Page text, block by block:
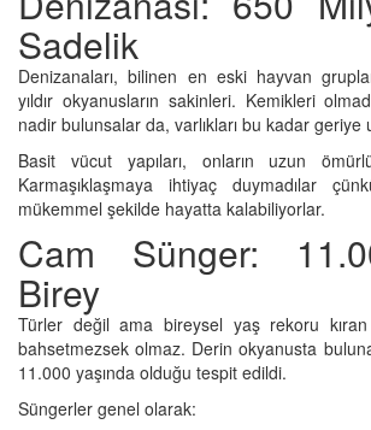
Sadelik
Denizanaları, bilinen en eski hayvan
yıldır okyanusların sakinleri. Kemikleri
nadir bulunsalar da, varlıkları bu kadar geriye
Basit vücut yapıları, onların uzun ömürlü
Karmaşıklaşmaya ihtiyaç duymadılar
mükemmel şekilde hayatta kalabiliyorlar.
Cam Sünger:
Birey
Türler değil ama bireysel yaş rekoru
bahsetmezsek olmaz. Derin okyanusta
11.000 yaşında olduğu tespit edildi.
Süngerler genel olarak: